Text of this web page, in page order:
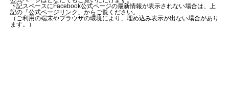
下記スペースにFacebook公式ページの最新情報が表示されない場合は、上
記の「公式ページリンク」からご覧ください。
（ご利用の端末やブラウザの環境により、埋め込み表示が出ない場合があり
ます。）